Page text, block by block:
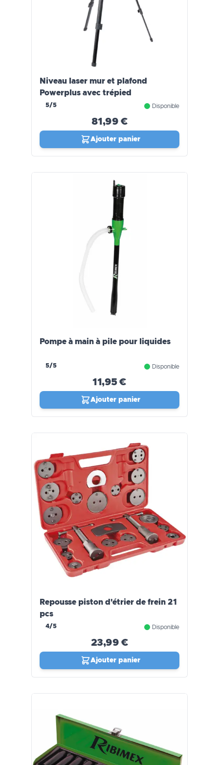
Niveau laser mur et plafond
Powerplus avec trépied
5/5 Disponible
81,99 €
Ajouter panier
Pompe à main à pile pour liquides
5/5 Disponible
11,95 €
Ajouter panier
Repousse piston d'étrier de frein 21
pcs
4/5 Disponible
23,99 €
Ajouter panier